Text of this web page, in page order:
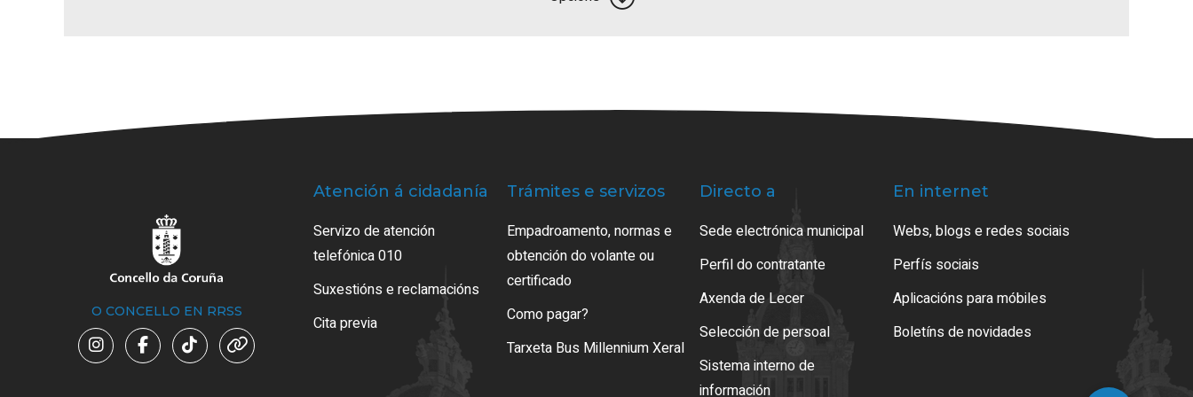
O CONCELLO EN RRSS
Atención á cidadanía
Servizo de atención
telefónica 010
Suxestións e reclamacións
Cita previa
Trámites e servizos
Empadroamento, normas e
obtención do volante ou
certificado
Como pagar?
Tarxeta Bus Millennium Xeral
Directo a
Sede electrónica municipal
Perfil do contratante
Axenda de Lecer
Selección de persoal
Sistema interno de
información
En internet
Webs, blogs e redes sociais
Perfís sociais
Aplicacións para móbiles
Boletíns de novidades